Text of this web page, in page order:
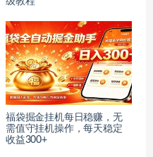
福袋掘金挂机每日稳赚，无
需值守挂机操作，每天稳定
收益300+